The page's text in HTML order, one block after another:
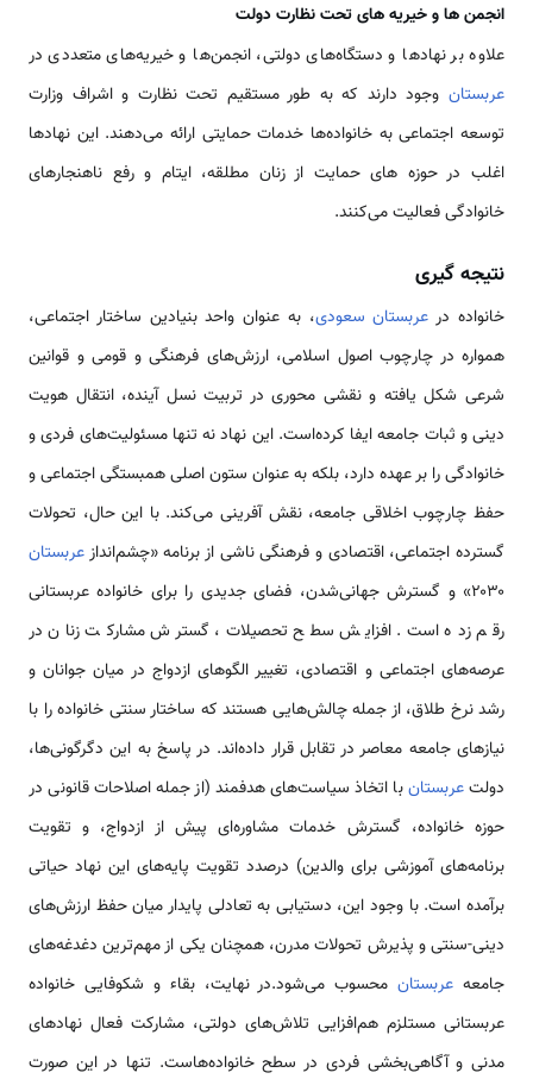
انجمن ها و خیریه های تحت نظارت دولت
علاوه بر نهادها و دستگاه‌های دولتی، انجمن‌ها و خیریه‌های متعددی در
عربستان وجود دارند که به طور مستقیم تحت نظارت و اشراف وزارت
توسعه اجتماعی به خانواده‌ها خدمات حمایتی ارائه می‌دهند. این نهادها
اغلب در حوزه های حمایت از زنان مطلقه، ایتام و رفع ناهنجارهای
خانوادگی فعالیت می‌کنند.
نتیجه گیری
خانواده در عربستان سعودی، به عنوان واحد بنیادین ساختار اجتماعی،
همواره در چارچوب اصول اسلامی، ارزش‌های فرهنگی و قومی و قوانین
شرعی شکل یافته و نقشی محوری در تربیت نسل آینده، انتقال هویت
دینی و ثبات جامعه ایفا کرده‌است. این نهاد نه ‌تنها مسئولیت‌های فردی و
خانوادگی را بر عهده دارد، بلکه به‌ عنوان ستون اصلی همبستگی اجتماعی و
حفظ چارچوب اخلاقی جامعه، نقش آفرینی می‌کند. با این حال، تحولات
گسترده اجتماعی، اقتصادی و فرهنگی ناشی از برنامه «چشم‌اندازعربستان
۲۰۳۰» و گسترش جهانی‌شدن، فضای جدیدی را برای خانواده عربستانی
رقم زده است. افزایش سطح تحصیلات، گسترش مشارکت زنان در
عرصه‌های اجتماعی و اقتصادی، تغییر الگوهای ازدواج در میان جوانان و
رشد نرخ طلاق، از جمله چالش‌هایی هستند که ساختار سنتی خانواده را با
نیازهای جامعه معاصر در تقابل قرار داده‌اند. در پاسخ به این دگرگونی‌ها،
دولتعربستانبا اتخاذ سیاست‌های هدفمند (از جمله اصلاحات قانونی در
حوزه خانواده، گسترش خدمات مشاوره‌ای پیش از ازدواج، و تقویت
برنامه‌های آموزشی برای والدین) درصدد تقویت پایه‌های این نهاد حیاتی
برآمده است. با وجود این، دستیابی به تعادلی پایدار میان حفظ ارزش‌های
دینی-سنتی و پذیرش تحولات مدرن، همچنان یکی از مهم‌ترین دغدغه‌های
جامعه عربستانمحسوب می‌شود.در نهایت، بقاء و شکوفایی خانواده
عربستانی مستلزم هم‌افزایی تلاش‌های دولتی، مشارکت فعال نهادهای
مدنی و آگاهی‌بخشی فردی در سطح خانواده‌هاست. تنها در این صورت